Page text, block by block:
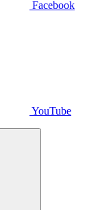
Facebook
YouTube